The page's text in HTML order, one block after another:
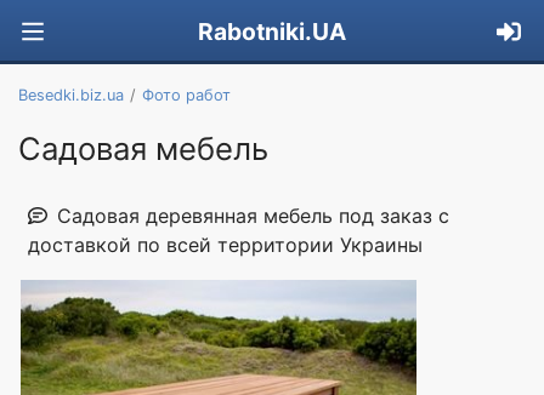
Rabotniki.UA
Besedki.biz.ua Фото работ
Садовая мебель
Садовая деревянная мебель под заказ с
доставкой по всей территории Украины